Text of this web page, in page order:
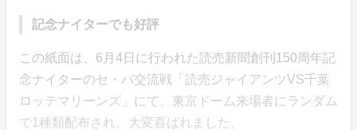
記念ナイターでも好評
この紙面は、6月4日に行われた読売新聞創刊150周年記
念ナイターのセ・パ交流戦「読売ジャイアンツVS千葉
ロッテマリーンズ」にて、東京ドーム来場者にランダム
で1種類配布され、大変喜ばれました。